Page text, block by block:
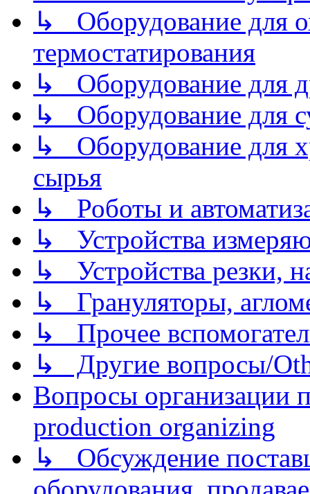
↳ Оборудование для
термостатирования
↳ Оборудование для
↳ Оборудование для
↳ Оборудование для
сырья
↳ Роботы и
↳ Устройства
↳ Устройства резки,
↳ Грануляторы,
↳ Прочее
↳ Другие вопросы/
Вопросы организации
production organizing
↳ Обсуждение